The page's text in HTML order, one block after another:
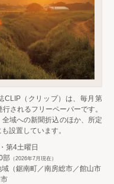
CLIP（クリップ）は、毎月第
されるフリーペーパーです。
域への新聞折込のほか、所定
も設置しています。
第4土曜日
部 （2026年7月現在）
域（鋸南町／南房総市／館山市